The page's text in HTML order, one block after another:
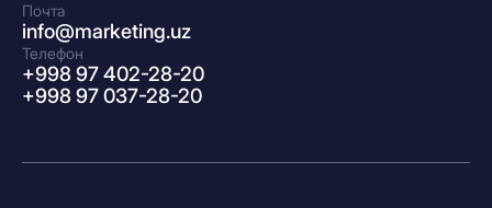
Почта
info@marketing.uz
Телефон
+998 97 402-28-20
+998 97 037-28-20